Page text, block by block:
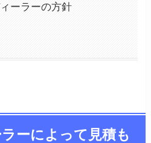
ーラーの方針
ーによって見積も